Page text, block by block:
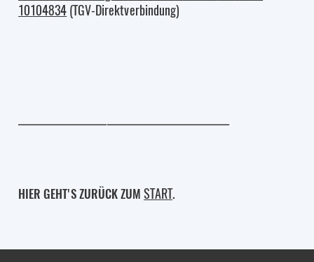
10104834(TGV-Direktverbindung)
HIER GEHT'S ZURÜCK ZUM START.